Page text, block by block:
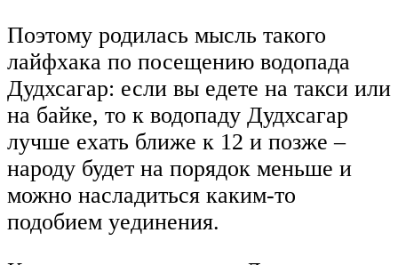
Поэтому родилась мысль такого
лайфхака по посещению водопада
Дудхсагар: если вы едете на такси или
на байке, то к водопаду Дудхсагар
лучше ехать ближе к 12 и позже –
народу будет на порядок меньше и
можно насладиться каким-то
подобием уединения.